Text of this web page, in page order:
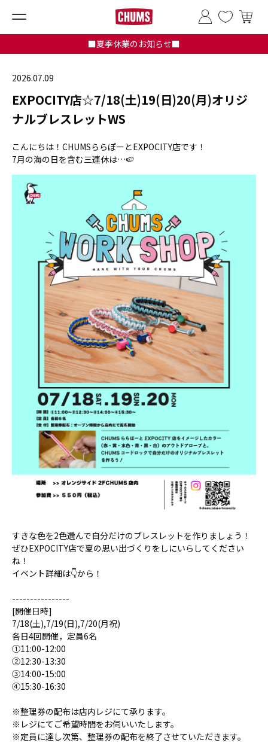
■夏季休業のお知らせ■
2026.07.09
EXPOCITY店☆7/18(土)19(日)20(月)オリジ
ナルブレスレットWS
こんにちは！CHUMSららぽーとEXPOCITY店です！
7月の海の日を含む三連休は…🍉
すきな色を2色選んで自分だけのブレスレットを作りましょう！
ぜひEXPOCITY店で夏の思い出づくりをしにいらしてください
ね！
イベント詳細は👇から！
----------------
[開催日時]
7/18(土),7/19(日),7/20(月祝)
各日4回開催，定員6名
①11:00-12:00
②12:30-13:30
③14:00-15:00
④15:30-16:30
※整理券の配布は店内レジにて承ります。
※レジにてご希望時間をお伺いいたします。
※定員に達し次第、整理券の配布を終了させていただきます。